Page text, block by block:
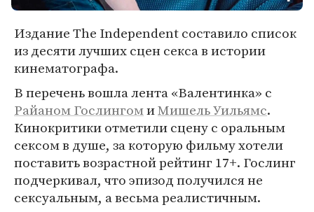
Издание The Independent составило список
из десяти лучших сцен секса в истории
кинематографа.
В перечень вошла лента «Валентинка» с
Райаном ГослингомиМишель Уильямс.
Кинокритики отметили сцену с оральным
сексом в душе, за которую фильму хотели
поставить возрастной рейтинг 17+. Гослинг
подчеркивал, что эпизод получился не
сексуальным, а весьма реалистичным.